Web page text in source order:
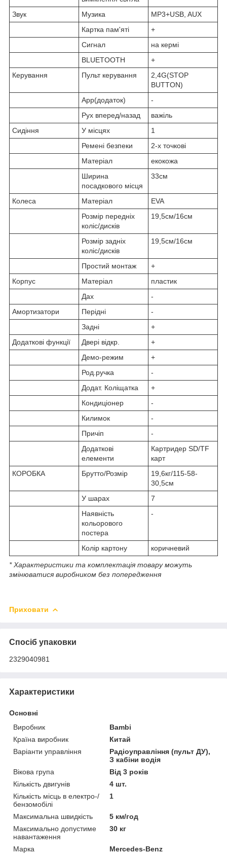
Звук
Музика
MP3+USB, AUX
Картка пам'яті
+
Сигнал
на кермі
BLUETOOTH
+
Керування
Пульт керування
2,4G(STOP
BUTTON)
App(додаток)
-
Рух вперед/назад
важіль
Сидіння
У місцях
1
Ремені безпеки
2-х точкові
Матеріал
екокожа
Ширина
посадкового місця
33см
Колеса Матеріал
EVA
Розмір передніх
коліс/дисків
19,5см/16см
Розмір задніх
коліс/дисків
19,5см/16см
Простий монтаж
+
Корпус
Матеріал
пластик
Дах
-
Амортизатори
Перідні
-
Задні
+
Додаткові функції
Двері відкр.
+
Демо-режим
+
Род.ручка
-
Додат. Коліщатка
+
Кондиціонер
-
Килимок
-
Причіп
-
Додаткові
елементи
Картридер SD/TF
карт
КОРОБКА
Брутто/Розмір
19,6кг/115-58-
30,5см
У шарах
7
Наявність
кольорового
постера
-
Колір картону коричневий
* Характеристики та комплектація товару можуть
змінюватися виробником без попередження
Приховати
Спосіб упаковки
2329040981
Характеристики
Основні
Виробник
Bambi
Країна виробник
Китай
Варіанти управління
Радіоуправління (пульт ДУ),
З кабіни водія
Вікова група
Від 3 років
Кількість двигунів
4 шт.
Кількість місць в електро-/
бензомобілі
1
Максимальна швидкість
5 км/год
Максимально допустиме
навантаження
30 кг
Марка
Mercedes-Benz